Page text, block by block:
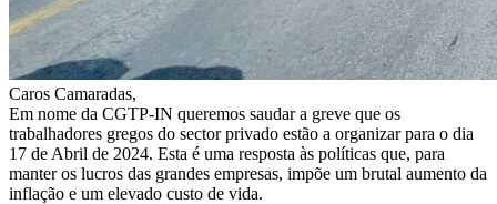
Caros Camaradas,
Em nome da CGTP-IN queremos saudar a greve que os
trabalhadores gregos do sector privado estão a organizar para o dia
17 de Abril de 2024. Esta é uma resposta às políticas que, para
manter os lucros das grandes empresas, impõe um brutal aumento da
inflação e um elevado custo de vida.